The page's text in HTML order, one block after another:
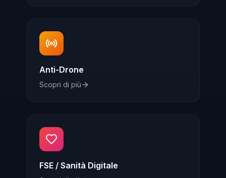
Anti-Drone
Scopri di più
FSE / Sanità Digitale